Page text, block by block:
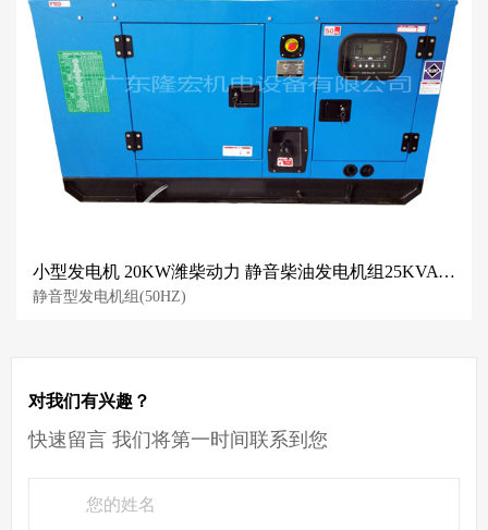
小型发电机 20KW潍柴动力 静音柴油发电机组25KVA 低噪音 佛山厂家直售
静音型发电机组(50HZ)
对我们有兴趣？
快速留言 我们将第一时间联系到您